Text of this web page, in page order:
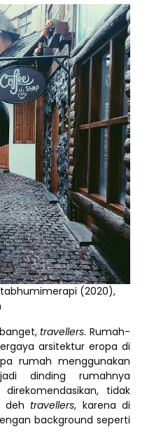
(2020),
travellers. Rumah-
arsitektur eropa di
rumah menggunakan
dinding rumahnya
tidak
deh travellers, karena di
background seperti